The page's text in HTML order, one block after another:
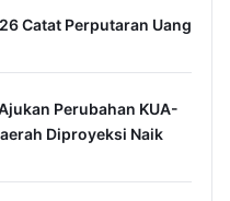
Catat Perputaran Uang
Perubahan KUA-
Diproyeksi Naik